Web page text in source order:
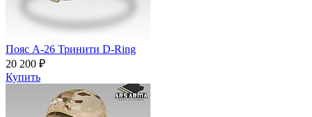
Пояс A-26 Тринити D-Ring
20 200 ₽
Купить